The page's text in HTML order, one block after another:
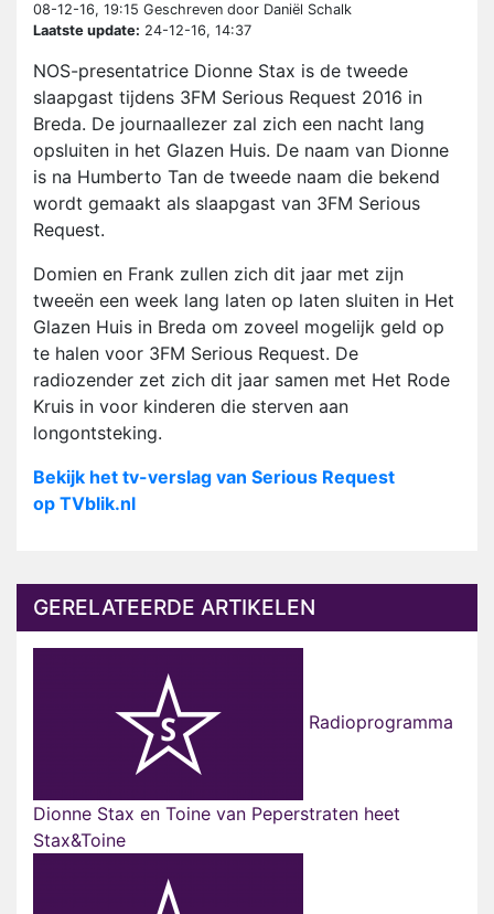
08-12-16, 19:15 Geschreven door Daniël Schalk
Laatste update: 24-12-16, 14:37
NOS-presentatrice Dionne Stax is de tweede
slaapgast tijdens 3FM Serious Request 2016 in
Breda. De journaallezer zal zich een nacht lang
opsluiten in het Glazen Huis. De naam van Dionne
is na Humberto Tan de tweede naam die bekend
wordt gemaakt als slaapgast van 3FM Serious
Request.
Domien en Frank zullen zich dit jaar met zijn
tweeën een week lang laten op laten sluiten in Het
Glazen Huis in Breda om zoveel mogelijk geld op
te halen voor 3FM Serious Request. De
radiozender zet zich dit jaar samen met Het Rode
Kruis in voor kinderen die sterven aan
longontsteking.
Bekijk het tv-verslag van Serious Request
op TVblik.nl
GERELATEERDE ARTIKELEN
Radioprogramma
Dionne Stax en Toine van Peperstraten heet
Stax&Toine